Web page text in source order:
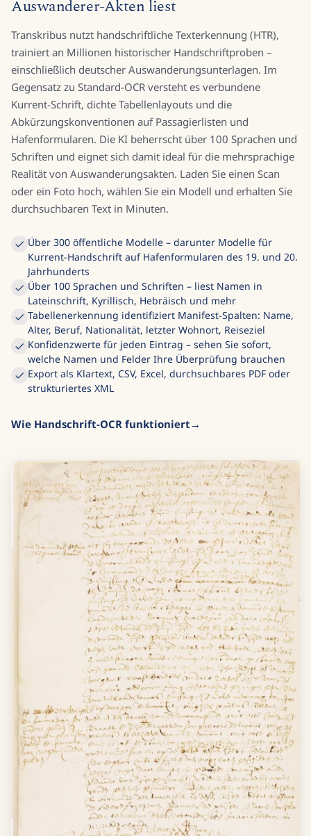
Auswanderer-Akten liest
Transkribus nutzt handschriftliche Texterkennung (HTR),
trainiert an Millionen historischer Handschriftproben –
einschließlich deutscher Auswanderungsunterlagen. Im
Gegensatz zu Standard-OCR versteht es verbundene
Kurrent-Schrift, dichte Tabellenlayouts und die
Abkürzungskonventionen auf Passagierlisten und
Hafenformularen. Die KI beherrscht über 100 Sprachen und
Schriften und eignet sich damit ideal für die mehrsprachige
Realität von Auswanderungsakten. Laden Sie einen Scan
oder ein Foto hoch, wählen Sie ein Modell und erhalten Sie
durchsuchbaren Text in Minuten.
Über 300 öffentliche Modelle – darunter Modelle für
Kurrent-Handschrift auf Hafenformularen des 19. und 20.
Jahrhunderts
Über 100 Sprachen und Schriften – liest Namen in
Lateinschrift, Kyrillisch, Hebräisch und mehr
Tabellenerkennung identifiziert Manifest-Spalten: Name,
Alter, Beruf, Nationalität, letzter Wohnort, Reiseziel
Konfidenzwerte für jeden Eintrag – sehen Sie sofort,
welche Namen und Felder Ihre Überprüfung brauchen
Export als Klartext, CSV, Excel, durchsuchbares PDF oder
strukturiertes XML
Wie Handschrift-OCR funktioniert